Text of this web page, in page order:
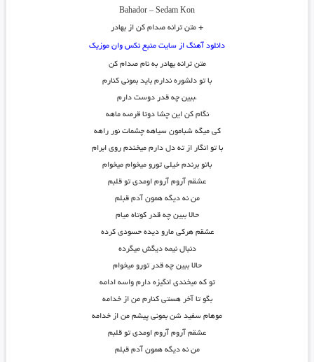
Bahador –Sedam Kon
+ متن ترانه صدام کن از بهادر
دانلود آهنگ از سایت منبع نکس وان موزیک
متن ترانه بهادر به نام صدام کن
با تو دلشوره ندارم باید بمونی کنارم
،ببین چه قدر دوست دارم
نگام کن این چشا دوتا قرصه ماهه
کی میگه شبامون سیاهه چشمات نور راهه
با تو انگار از ته دل دارم میخندم روی ابرام
باتو برندم خیلی تورو میخوام میخوام
عشقم آروم آروم اومدی تو قلبم
من نه دیگه همون آدم قبلم
حالا ببین چه قدر کوتاه میام
عشقم هرکی مارو دیده حسودی کرده
دنبال نیمه دیگش میگرده
حالا ببین چه قدر تورو میخوام
تو که میخندی انگیزه دارم واسه ادامه
بگو تا آخر هستی کنارم من از خدامه
موهام سفید شن بمونی پیشم من از خدامه
عشقم آروم آروم اومدی تو قلبم
من نه دیگه همون آدم قبلم